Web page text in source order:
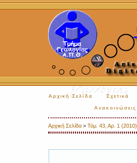
Αρχική Σελίδα Σχετικά
Ανακοινώσεις
Αρχική Σελίδα > Τόμ. 43, Αρ. 1 (2010)